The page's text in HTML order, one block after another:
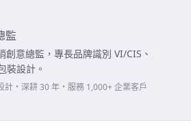
監
創意總監，專長品牌識別 VI/CIS、
裝設計。
計・深耕 30 年・服務 1,000+ 企業客戶